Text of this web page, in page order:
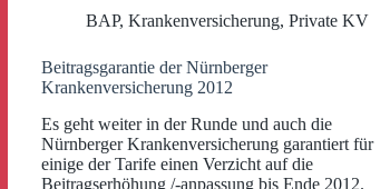
BAP, Krankenversicherung, Private KV
Beitragsgarantie der Nürnberger
Krankenversicherung 2012
Es geht weiter in der Runde und auch die
Nürnberger Krankenversicherung garantiert für
einige der Tarife einen Verzicht auf die
Beitragserhöhung /-anpassung bis Ende 2012.